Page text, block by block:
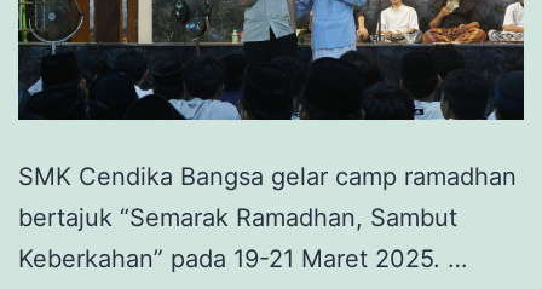
SMK Cendika Bangsa gelar camp ramadhan
bertajuk “Semarak Ramadhan, Sambut
Keberkahan” pada 19-21 Maret 2025. …